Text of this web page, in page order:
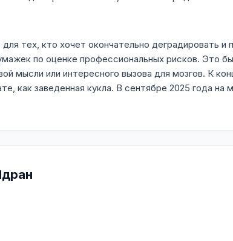
тех, кто хочет окончательно деградировать
по оценке профессиональных рисков. Это
мысли или интересного вызова для мозгов. К
как заведенная кукла. В сентябре 2025 года